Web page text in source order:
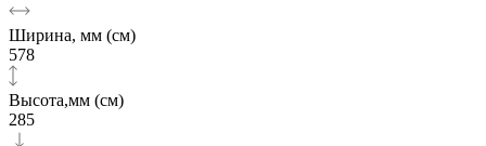
Ширина, мм (см)
578
Высота,мм (см)
285